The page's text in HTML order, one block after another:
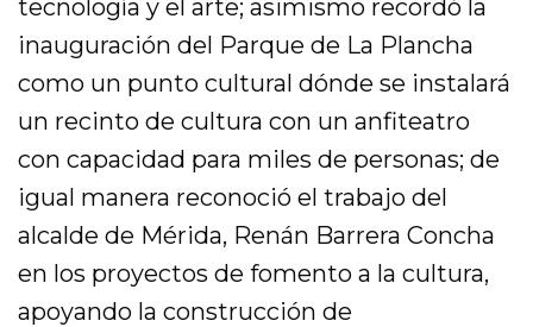
tecnología y el arte; asimismo recordó la
inauguración del Parque de La Plancha
como un punto cultural dónde se instalará
un recinto de cultura con un anfiteatro
con capacidad para miles de personas; de
igual manera reconoció el trabajo del
alcalde de Mérida, Renán Barrera Concha
en los proyectos de fomento a la cultura,
apoyando la construcción de